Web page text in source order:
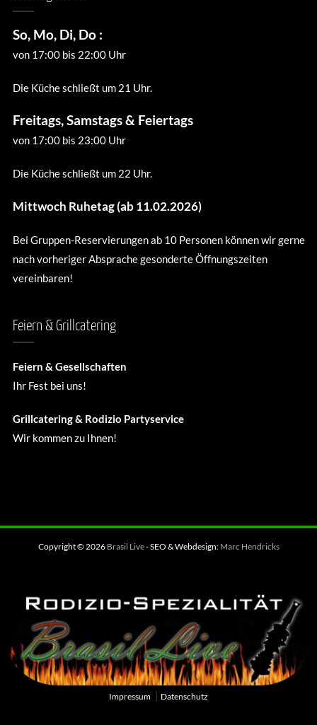
So, Mo, Di, Do :
von 17:00 bis 22:00 Uhr
Die Küche schließt um 21 Uhr.
Freitags, Samstags & Feiertags
von 17:00 bis 23:00 Uhr
Die Küche schließt um 22 Uhr.
Mittwoch Ruhetag (ab 11.02.2026)
Bei Gruppen-Reservierungen ab 10 Personen können wir gerne
nach vorheriger Absprache gesonderte Öffnungszeiten
vereinbaren!
Feiern & Grillcatering
Feiern & Gesellschaften
Ihr Fest bei uns!
Grillcatering & Rodizio Partyservice
Wir kommen zu Ihnen!
Copyright © 2026 Brasil Live- SEO & Webdesign: Marc Hendricks
Impressum Datenschutz